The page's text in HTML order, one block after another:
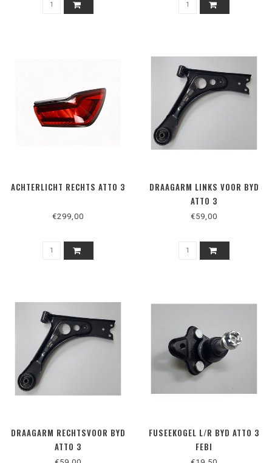
ACHTERLICHT RECHTS ATTO 3
€299,00
DRAAGARM LINKS VOOR BYD
ATTO 3
€59,00
DRAAGARM RECHTSVOOR BYD
ATTO 3
FUSEEKOGEL L/R BYD ATTO 3
FEBI